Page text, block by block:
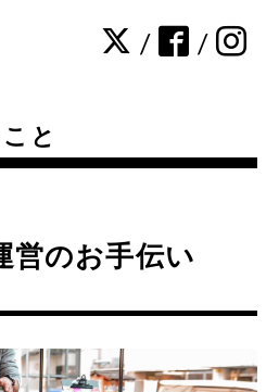
/ /
と
営のお手伝い